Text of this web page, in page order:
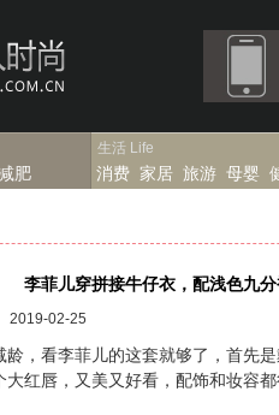
肥
生活 Life
消费 家居 旅游 母婴
李菲儿穿拼接牛仔衣，配浅色九
02-25
看李菲儿的这套就够了，首先是
红唇，又美又好看，配饰和妆容